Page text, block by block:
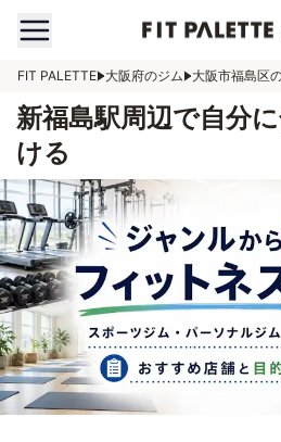
FIT PALETTE 大阪府のジム 大阪市福島区
新福島駅周辺で自分
ける